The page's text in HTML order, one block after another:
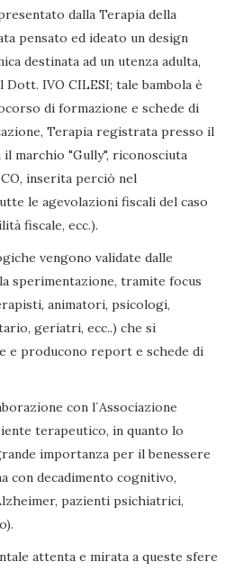
dalla Terapia della
pensato ed ideato un design
destinata ad un utenza adulta,
IVO CILESI; tale bambola è
di formazione e schede di
Terapia registrata presso il
marchio "Gully", riconosciuta
inserita perciò nel
le agevolazioni fiscali del caso
fiscale, ecc.).
vengono validate dalle
sperimentazione, tramite focus
animatori, psicologi,
geriatri, ecc..) che si
e producono report e schede di
con l´Associazione
terapeutico, in quanto lo
importanza per il benessere
con decadimento cognitivo,
pazienti psichiatrici,
attenta e mirata a queste sfere